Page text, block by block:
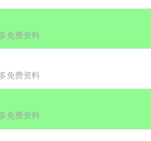
免费资料
免费资料
免费资料